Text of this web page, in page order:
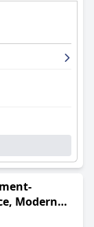
Modern